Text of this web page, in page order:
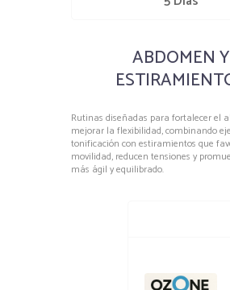
ABDOMEN Y
Rutinas diseñadas para fortalecer el
mejorar la flexibilidad, combinando
tonificación con estiramientos que
movilidad, reducen tensiones y
más ágil y equilibrado.